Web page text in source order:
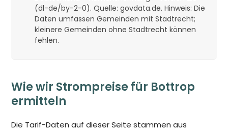
(dl-de/by-2-0). Quelle: govdata.de. Hinweis: Die
Daten umfassen Gemeinden mit Stadtrecht;
kleinere Gemeinden ohne Stadtrecht können
fehlen.
Wie wir Strompreise für Bottrop
ermitteln
Die Tarif-Daten auf dieser Seite stammen aus